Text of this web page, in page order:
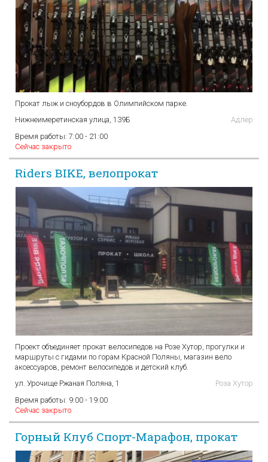
Прокат лыж и сноубордов в Олимпийском парке.
Нижнеимеретинская улица, 139Б
Адлер
Время работы: 7:00 - 21:00
Сейчас закрыто
Riders BIKE, велопрокат
Проект объединяет прокат велосипедов на Розе Хутор, прогулки и
маршруты с гидами по горам Красной Поляны, магазин вело
аксессуаров, ремонт велосипедов и детский клуб.
ул. Урочище Ржаная Поляна, 1
Роза Хутор
Время работы: 9:00 - 19:00
Сейчас закрыто
Горный Клуб Спорт-Марафон, прокат